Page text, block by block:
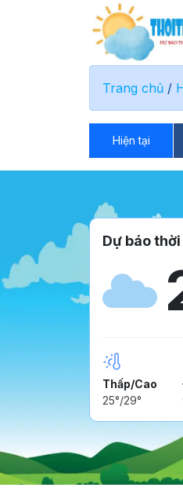
Trang chủ /
Hiện tại
Dự báo
Thấp/Cao
25°/29°